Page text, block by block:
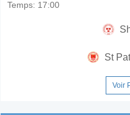
Temps: 17:00
St
Voir